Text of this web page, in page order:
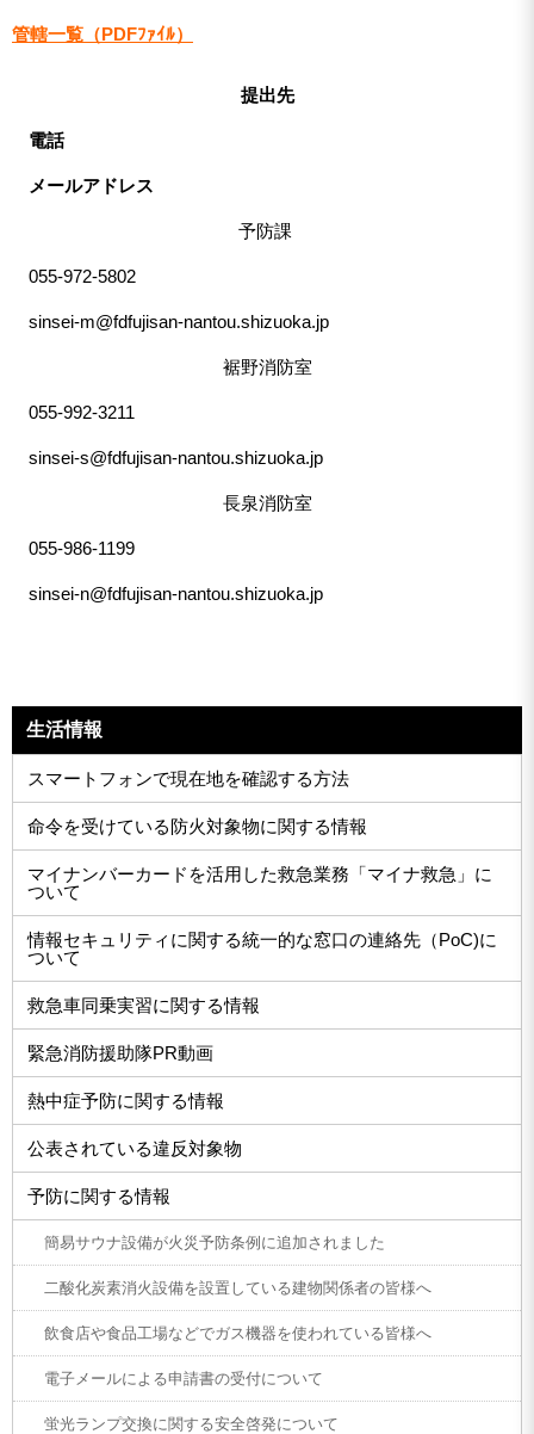
管轄一覧（PDFﾌｧｲﾙ）
提出先
電話
メールアドレス
予防課
055-972-5802
sinsei-m@fdfujisan-nantou.shizuoka.jp
裾野消防室
055-992-3211
sinsei-s@fdfujisan-nantou.shizuoka.jp
長泉消防室
055-986-1199
sinsei-n@fdfujisan-nantou.shizuoka.jp
生活情報
スマートフォンで現在地を確認する方法
命令を受けている防火対象物に関する情報
マイナンバーカードを活用した救急業務「マイナ救急」に
ついて
情報セキュリティに関する統一的な窓口の連絡先（PoC)に
ついて
救急車同乗実習に関する情報
緊急消防援助隊PR動画
熱中症予防に関する情報
公表されている違反対象物
予防に関する情報
簡易サウナ設備が火災予防条例に追加されました
二酸化炭素消火設備を設置している建物関係者の皆様へ
飲食店や食品工場などでガス機器を使われている皆様へ
電子メールによる申請書の受付について
蛍光ランプ交換に関する安全啓発について